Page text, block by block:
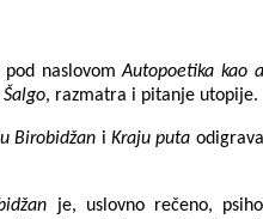
pod naslovomAutopoetika kao
, razmatra i pitanje utopije.
Birobidžan i Kraju puta
je, uslovno rečeno,